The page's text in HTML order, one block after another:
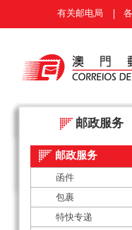
有关邮电局
邮政服务
邮政服务
函件
包裹
特快专递